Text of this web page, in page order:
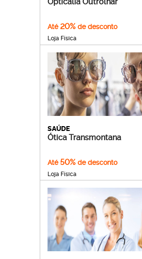
Até20% de desconto
Loja Física
SAÚDE
Ótica Transmontana
Até50% de desconto
Loja Física